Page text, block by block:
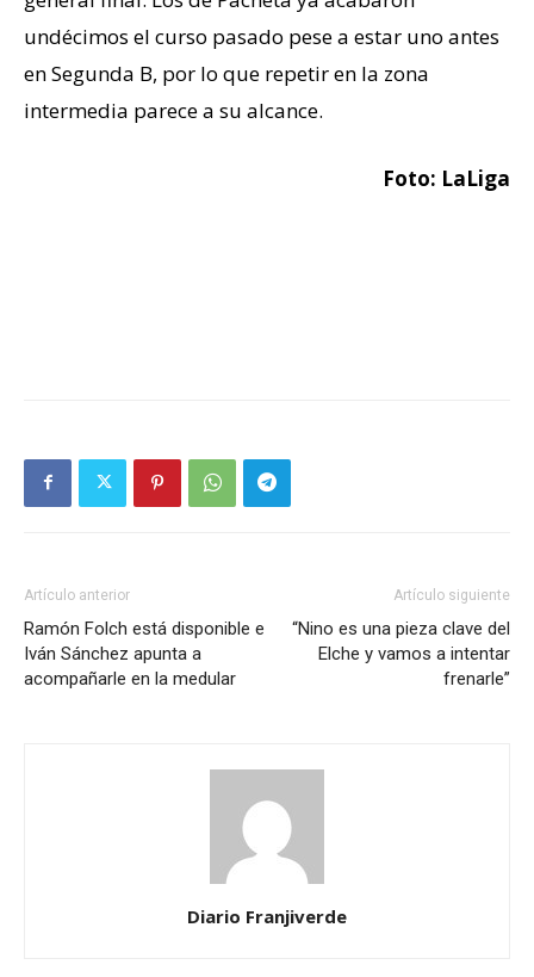
undécimos el curso pasado pese a estar uno antes
en Segunda B, por lo que repetir en la zona
intermedia parece a su alcance.
Foto: LaLiga
Artículo anterior
Ramón Folch está disponible e
Iván Sánchez apunta a
acompañarle en la medular
Artículo siguiente
“Nino es una pieza clave del
Elche y vamos a intentar
frenarle”
Diario Franjiverde